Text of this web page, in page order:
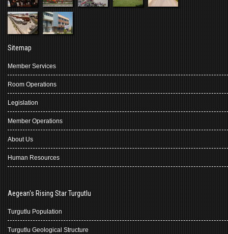
Sitemap
Member Services
Room Operations
Legislation
Member Operations
About Us
Human Resources
Aegean's Rising Star Turgutlu
Turgutlu Population
Turgutlu Geological Structure